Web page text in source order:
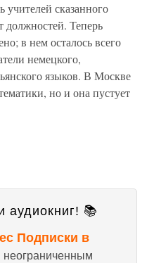
учителей сказанного
должностей. Теперь
в нем осталось всего
немецкого,
языков. В Москве
но и она пустует
аудиокниг! 📚
Подписки в
неограниченным